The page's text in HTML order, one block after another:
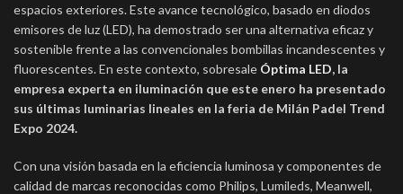
espacios exteriores. Este avance tecnológico, basado en diodos
emisores de luz (LED), ha demostrado ser una alternativa eficaz y
sostenible frente a las convencionales bombillas incandescentes y
fluorescentes. En este contexto, sobresale Óptima LED, la
empresa experta en iluminación que este enero ha presentado
sus últimas luminarias lineales en la feria de Milán Padel Trend
Expo 2024.
Con una visión basada en la eficiencia luminosa y componentes de
calidad de marcas reconocidas como Philips, Lumileds, Meanwell,